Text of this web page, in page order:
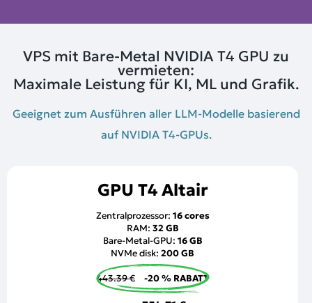
VPS mit Bare-Metal NVIDIA T4 GPU zu
vermieten:
Maximale Leistung für KI, ML und Grafik.
Geeignet zum Ausführen aller LLM-Modelle basierend
auf NVIDIA T4-GPUs.
GPU T4 Altair
Zentralprozessor: 16 cores
RAM: 32 GB
Bare-Metal-GPU: 16 GB
NVMe disk: 200 GB
443.39 € -20 % RABATT